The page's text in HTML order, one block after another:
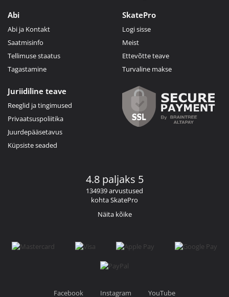
Abi
Abi ja Kontakt
Saatmisinfo
Tellimuse staatus
Tagastamine
SkatePro
Logi sisse
Meist
Ettevõtte teave
Turvaline makse
Juriidiline teave
Reeglid ja tingimused
Privaatsuspoliitika
Juurdepääsetavus
Küpsiste seaded
4.8 paljaks 5
134939 arvustused
kohta SkatePro
Näita kõike
Facebook Instagram YouTube